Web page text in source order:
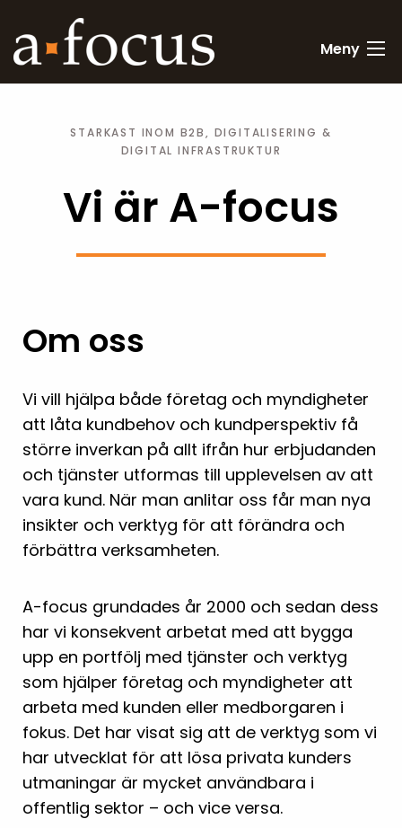
Meny
STARKAST INOM B2B, DIGITALISERING &
DIGITAL INFRASTRUKTUR
Vi är A-focus
Om oss
Vi vill hjälpa både företag och myndigheter
att låta kundbehov och kundperspektiv få
större inverkan på allt ifrån hur erbjudanden
och tjänster utformas till upplevelsen av att
vara kund. När man anlitar oss får man nya
insikter och verktyg för att förändra och
förbättra verksamheten.
A-focus grundades år 2000 och sedan dess
har vi konsekvent arbetat med att bygga
upp en portfölj med tjänster och verktyg
som hjälper företag och myndigheter att
arbeta med kunden eller medborgaren i
fokus. Det har visat sig att de verktyg som vi
har utvecklat för att lösa privata kunders
utmaningar är mycket användbara i
offentlig sektor – och vice versa.